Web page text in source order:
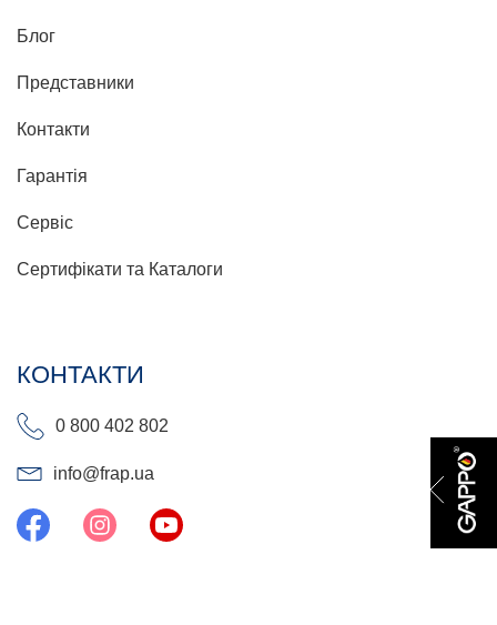
Блог
Представники
Контакти
Гарантія
Сервіс
Сертифікати та Каталоги
КОНТАКТИ
0 800 402 802
info@frap.ua